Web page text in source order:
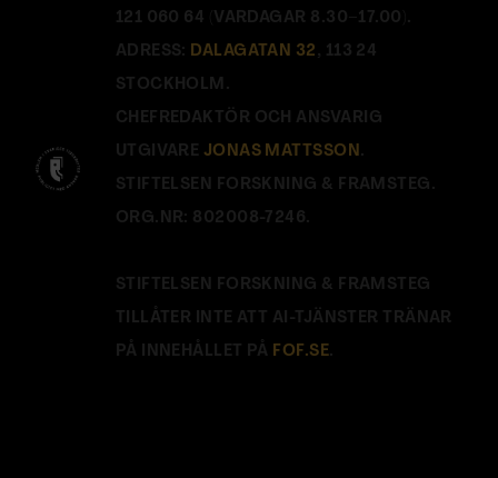
121 060 64 (VARDAGAR 8.30–17.00).
ADRESS: DALAGATAN 32 , 113 24
STOCKHOLM.
CHEFREDAKTÖR OCH ANSVARIG
UTGIVARE JONAS MATTSSON .
STIFTELSEN FORSKNING & FRAMSTEG.
ORG.NR: 802008-7246.
STIFTELSEN FORSKNING & FRAMSTEG
TILLÅTER INTE ATT AI-TJÄNSTER TRÄNAR
PÅ INNEHÅLLET PÅ FOF.SE.